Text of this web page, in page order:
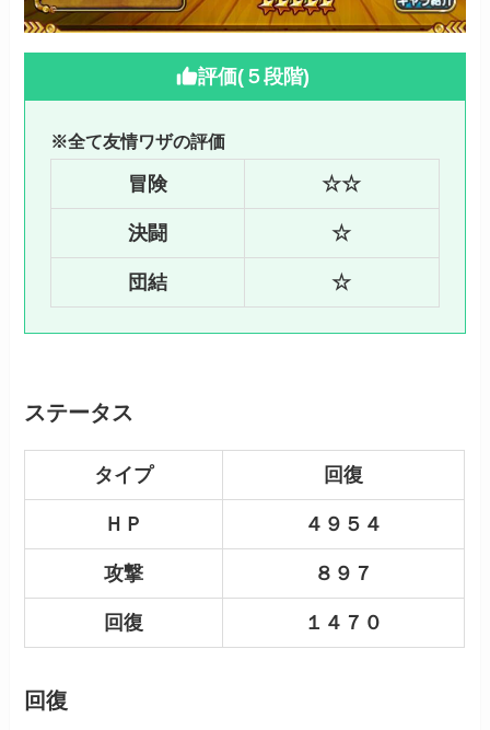
評価(５段階)
※全て友情ワザの評価
冒険 ☆☆
決闘 ☆
団結 ☆
ステータス
タイプ 回復
ＨＰ ４９５４
攻撃 ８９７
回復 １４７０
回復